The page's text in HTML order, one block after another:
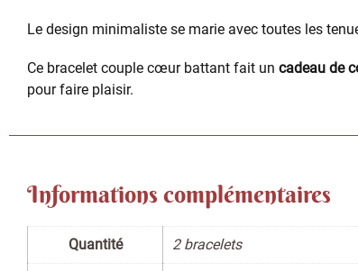
Le design minimaliste se marie avec toutes les
Ce bracelet couple cœur battant fait un cadeau de
pour faire plaisir.
Informations complémentaires
Quantité 2 bracelets